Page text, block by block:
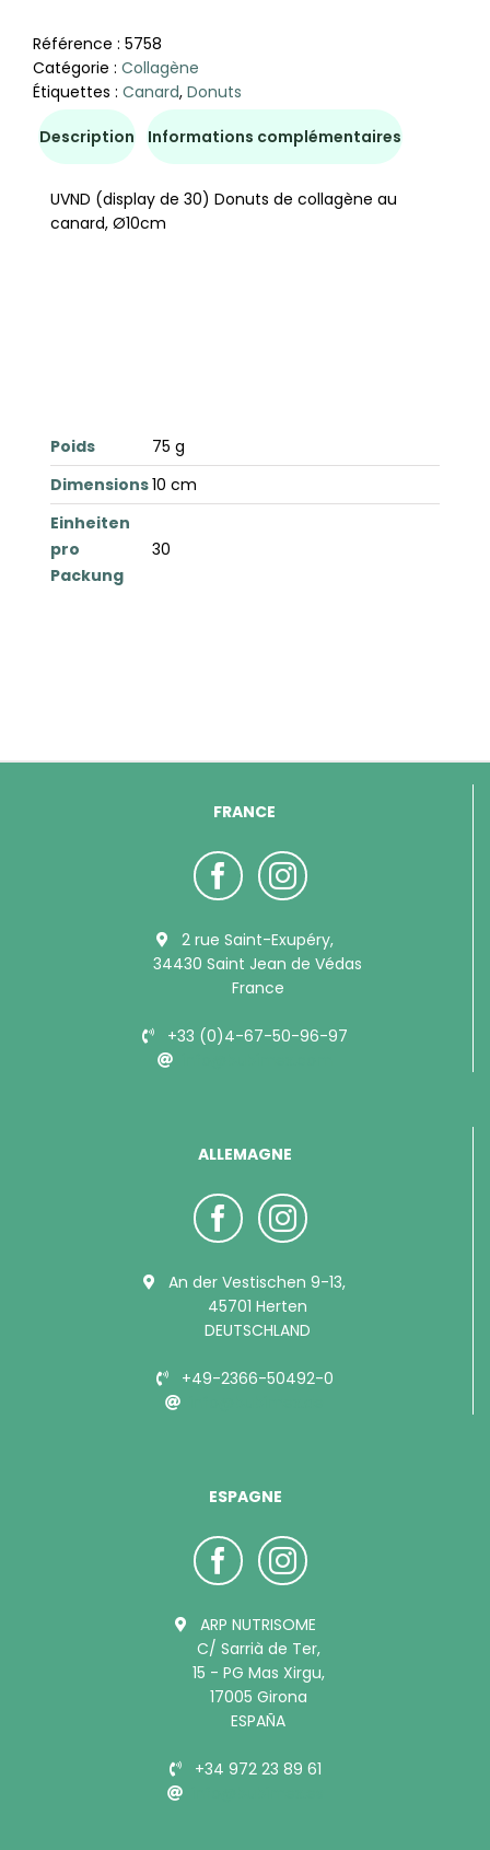
Référence : 5758
Catégorie : Collagène
Étiquettes : Canard, Donuts
Description Informations complémentaires
UVND (display de 30) Donuts de collagène au
canard, Ø10cm
Poids
75 g
Dimensions10 cm
Einheiten
pro
Packung
30
FRANCE
2 rue Saint-Exupéry,
34430 Saint Jean de Védas
France
+33 (0)4-67-50-96-97
ALLEMAGNE
An der Vestischen 9-13,
45701 Herten
DEUTSCHLAND
+49-2366-50492-0
ESPAGNE
ARP NUTRISOME
C/ Sarrià de Ter,
15 - PG Mas Xirgu,
17005 Girona
ESPAÑA
+34 972 23 89 61